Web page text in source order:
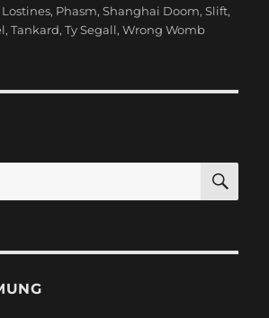
, Phasm,Shanghai Doom,Slift,
,Tankard,Ty Segall,Wrong Womb